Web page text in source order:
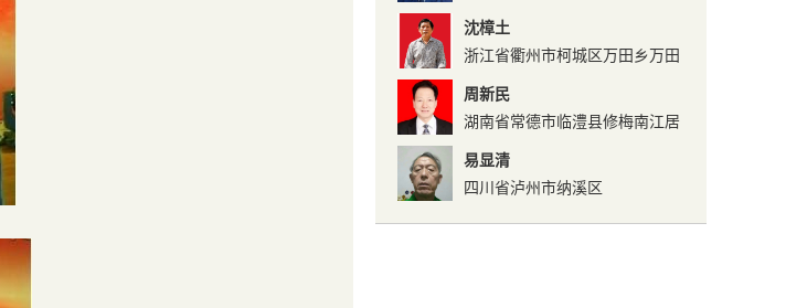
沈樟土
浙江省衢州市柯城区万田乡万田
村
周新民
湖南省常德市临澧县修梅南江居
委会
易显清
四川省泸州市纳溪区